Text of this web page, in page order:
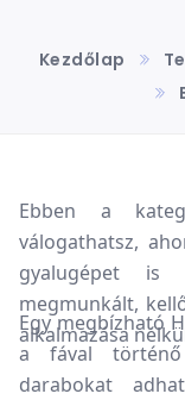
Kezdőlap
Ebben a
válogathatsz,
gyalugépet is
megmunkált,
alkalmazása
Egy megbízható
a fával történő
darabokat